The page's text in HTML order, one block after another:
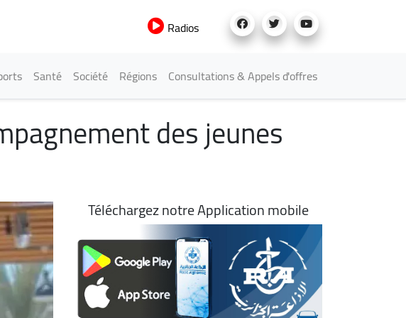
Radios
Santé Société Régions Consultations & Appels d'offres
des jeunes
Téléchargez notre Application mobile